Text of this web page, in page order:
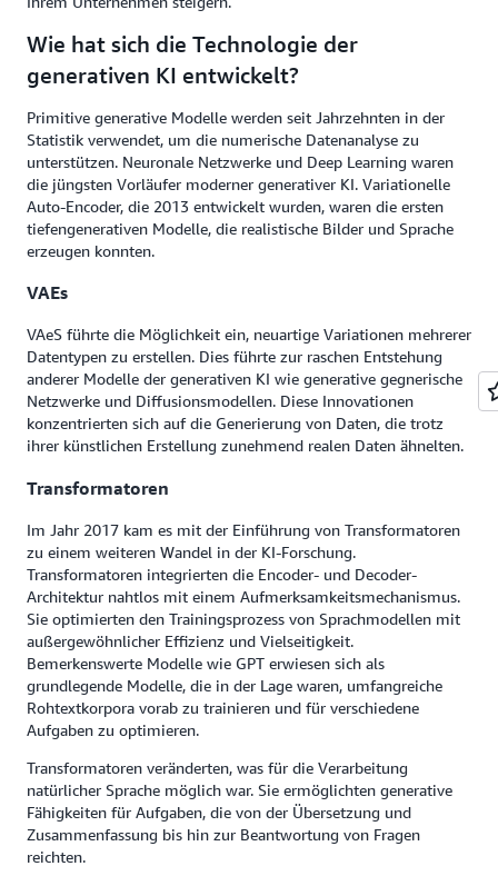
Wie hat sich die Technologie der
generativen KI entwickelt?
Primitive generative Modelle werden seit Jahrzehnten in der
Statistik verwendet, um die numerische Datenanalyse zu
unterstützen. Neuronale Netzwerke und Deep Learning waren
die jüngsten Vorläufer moderner generativer KI. Variationelle
Auto-Encoder, die 2013 entwickelt wurden, waren die ersten
tiefengenerativen Modelle, die realistische Bilder und Sprache
erzeugen konnten.
VAEs
VAeS führte die Möglichkeit ein, neuartige Variationen mehrerer
Datentypen zu erstellen. Dies führte zur raschen Entstehung
anderer Modelle der generativen KI wie generative gegnerische
Netzwerke und Diffusionsmodellen. Diese Innovationen
konzentrierten sich auf die Generierung von Daten, die trotz
ihrer künstlichen Erstellung zunehmend realen Daten ähnelten.
Transformatoren
Im Jahr 2017 kam es mit der Einführung von Transformatoren
zu einem weiteren Wandel in der KI-Forschung.
Transformatoren integrierten die Encoder- und Decoder-
Architektur nahtlos mit einem Aufmerksamkeitsmechanismus.
Sie optimierten den Trainingsprozess von Sprachmodellen mit
außergewöhnlicher Effizienz und Vielseitigkeit.
Bemerkenswerte Modelle wie GPT erwiesen sich als
grundlegende Modelle, die in der Lage waren, umfangreiche
Rohtextkorpora vorab zu trainieren und für verschiedene
Aufgaben zu optimieren.
Transformatoren veränderten, was für die Verarbeitung
natürlicher Sprache möglich war. Sie ermöglichten generative
Fähigkeiten für Aufgaben, die von der Übersetzung und
Zusammenfassung bis hin zur Beantwortung von Fragen
reichten.